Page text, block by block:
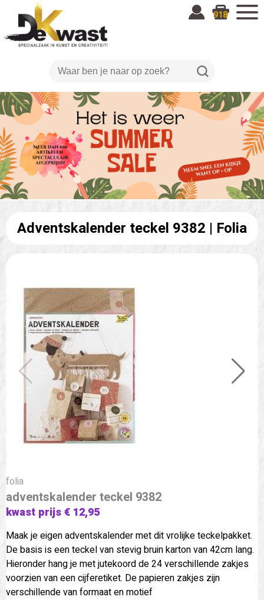
918
Adventskalender teckel 9382 | Folia
folia
adventskalender teckel 9382
kwast prijs € 12,95
Maak je eigen adventskalender met dit vrolijke teckelpakket.
De basis is een teckel van stevig bruin karton van 42cm lang.
Hieronder hang je met jutekoord de 24 verschillende zakjes
voorzien van een cijferetiket. De papieren zakjes zijn
verschillende van formaat en motief